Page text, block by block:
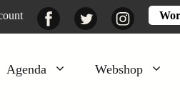
FacebookTwitter Instagram
Agenda Webshop